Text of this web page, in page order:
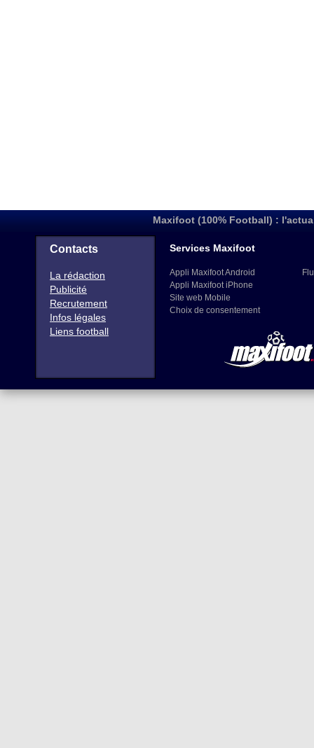
Maxifoot (100% Football) :
Contacts
La rédaction
Publicité
Recrutement
Infos légales
Liens football
Services Maxifoot
Appli Maxifoot Android
Appli Maxifoot iPhone
Site web Mobile
Choix de consentement